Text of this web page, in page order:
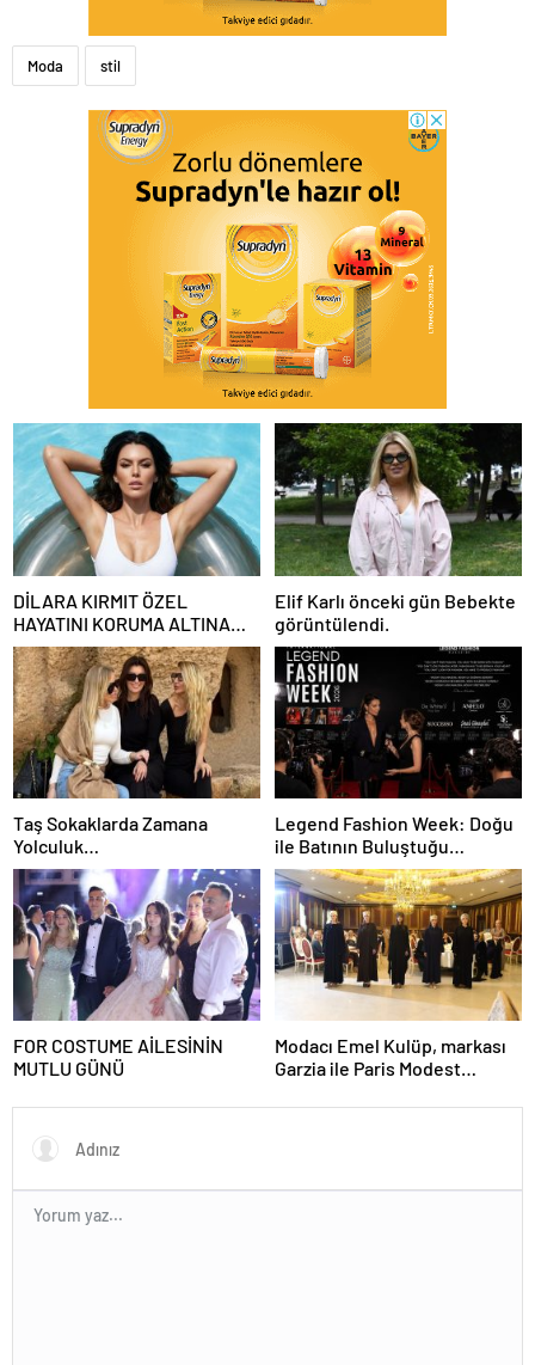
Moda stil
DİLARA KIRMIT ÖZEL
HAYATINI KORUMA ALTINA
ALDI
Elif Karlı önceki gün Bebekte
görüntülendi.
Taş Sokaklarda Zamana
Yolculuk…
Legend Fashion Week: Doğu
ile Batının Buluştuğu
Uluslararası Moda Sahnesi
FOR COSTUME AİLESİNİN
MUTLU GÜNÜ
Modacı Emel Kulüp, markası
Garzia ile Paris Modest
doldurdu.